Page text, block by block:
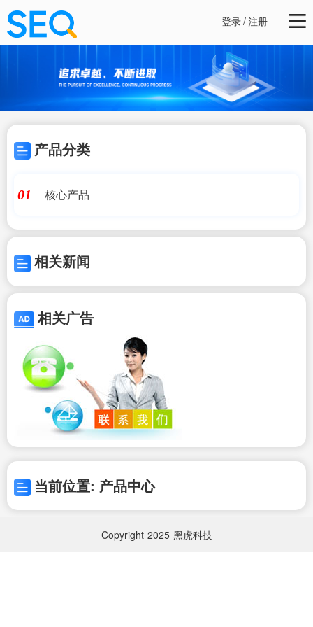
登录/注册
产品分类
01 核心产品
相关新闻
相关广告
当前位置: 产品中心
Copyright 2025 黑虎科技